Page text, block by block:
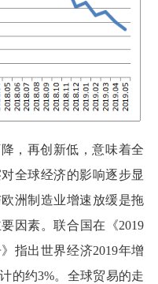
，再创新低，意味着全
全球经济的影响逐步显
洲制造业增速放缓是拖
因素。联合国在《2019
指出世界经济2019年增
的约3%。全球贸易的走